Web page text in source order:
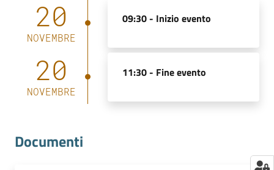
20
NOVEMBRE
09:30 - Inizio evento
20
NOVEMBRE
11:30 - Fine evento
Documenti